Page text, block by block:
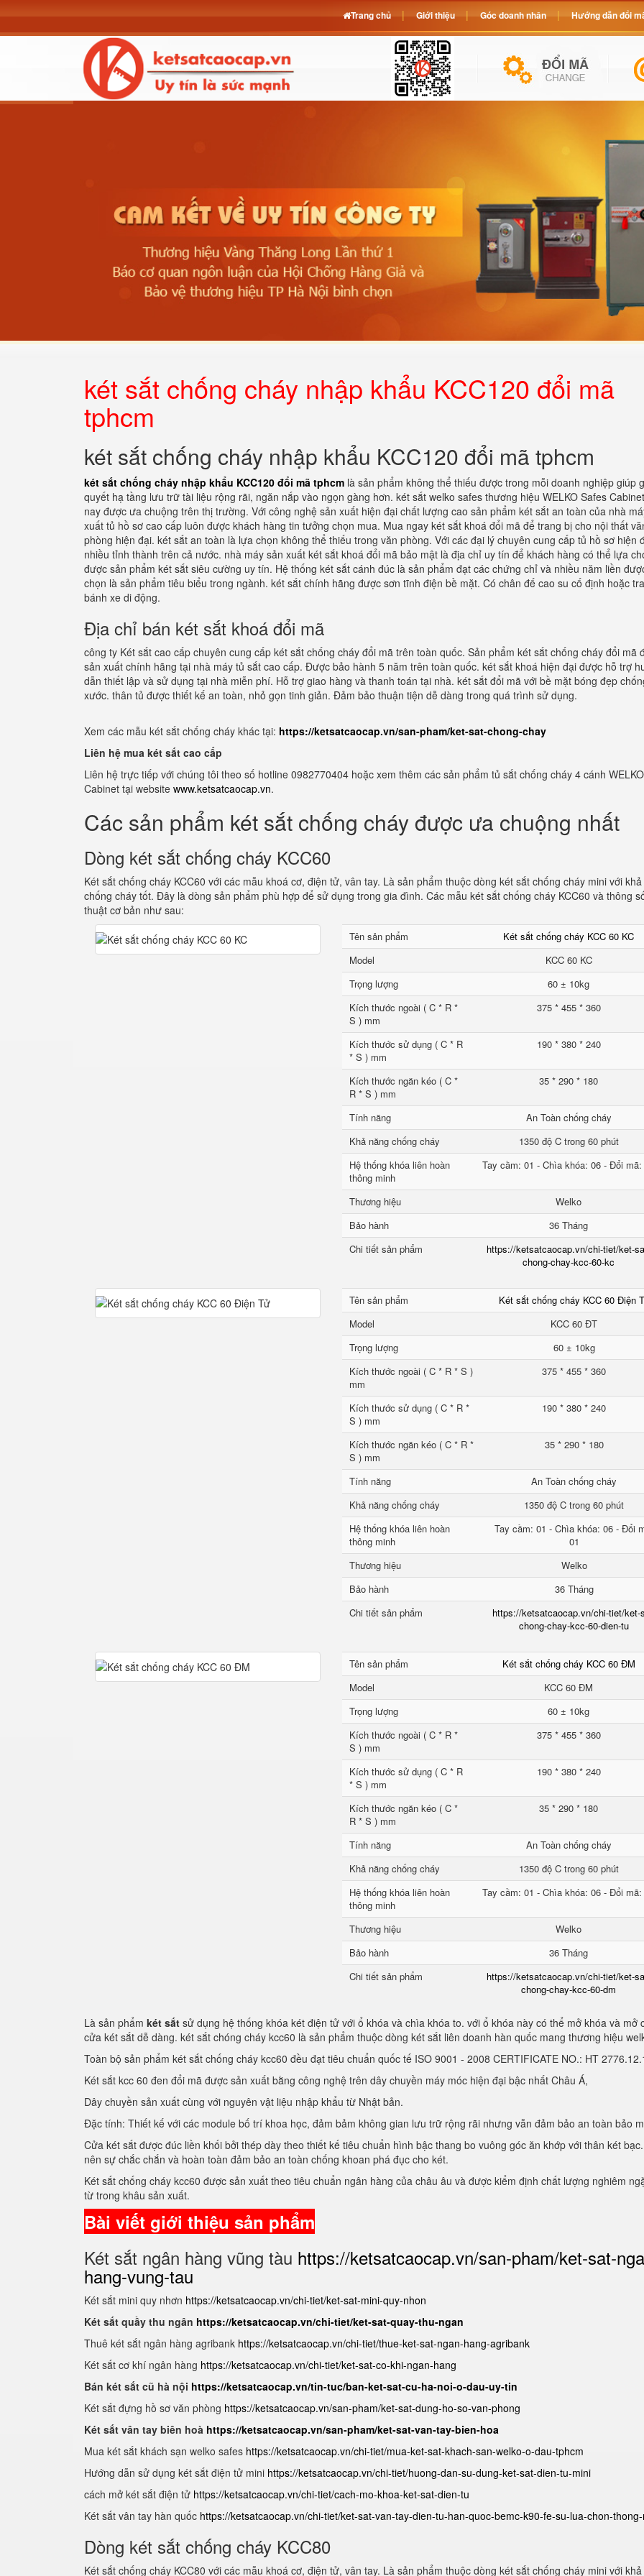
két sắt chống cháy nhập khẩu KCC120 đổi mã
tphcm
két sắt chống cháy nhập khẩu KCC120 đổi mã tphcm
két sắt chống cháy nhập khẩu KCC120 đổi mã tphcm là sản phẩm không thể thiếu được trong mỗi doanh nghiệp giúp
quyết hạ tầng lưu trữ tài liệu rộng rãi, ngăn nắp vào ngọn gàng hơn. két sắt welko safes thương hiệu WELKO Safes
nay được ưa chuộng trên thị trường. Với công nghệ sản xuất hiện đại chất lượng cao sản phẩm két sắt an toàn của nhà
xuất tủ hồ sơ cao cấp luôn được khách hàng tin tưởng chọn mua. Mua ngay két sắt khoá đổi mã để trang bị cho nội thất
phòng hiện đại. két sắt an toàn là lựa chọn không thể thiếu trong văn phòng. Với các đại lý chuyên cung cấp tủ hồ sơ hiện
nhiều tỉnh thành trên cả nước. nhà máy sản xuất két sắt khoá đổi mã bảo mật là địa chỉ uy tín để khách hàng có thể lựa
được sản phẩm két sắt siêu cường uy tín. Hệ thống két sắt cánh đúc là sản phẩm đạt các chứng chỉ và nhiều năm liền
chọn là sản phẩm tiêu biểu trong ngành. két sắt chính hãng được sơn tĩnh điện bề mặt. Có chân đế cao su cố định hoặc
bánh xe di động.
Địa chỉ bán két sắt khoá đổi mã
công ty Két sắt cao cấp chuyên cung cấp két sắt chống cháy đổi mã trên toàn quốc. Sản phẩm két sắt chống cháy đổi mã
sản xuất chính hãng tại nhà máy tủ sắt cao cấp. Được bảo hành 5 năm trên toàn quốc. két sắt khoá hiện đại được hỗ trợ
dẫn thiết lập và sử dụng tại nhà miễn phí. Hỗ trợ giao hàng và thanh toán tại nhà. két sắt đổi mã với bề mặt bóng đẹp
xước. thân tủ được thiết kế an toàn, nhỏ gọn tinh giản. Đảm bảo thuận tiện dễ dàng trong quá trình sử dụng.
Xem các mẫu két sắt chống cháy khác tại: https://ketsatcaocap.vn/san-pham/ket-sat-chong-chay
Liên hệ mua két sắt cao cấp
Liên hệ trực tiếp với chúng tôi theo số hotline 0982770404 hoặc xem thêm các sản phẩm tủ sắt chống cháy 4 cánh
Cabinet tại website www.ketsatcaocap.vn.
Các sản phẩm két sắt chống cháy được ưa chuộng nhất
Dòng két sắt chống cháy KCC60
Két sắt chống cháy KCC60 với các mẫu khoá cơ, điện tử, vân tay. Là sản phẩm thuộc dòng két sắt chống cháy mini với
chống cháy tốt. Đây là dòng sản phẩm phù hợp để sử dụng trong gia đình. Các mẫu két sắt chống cháy KCC60 và thông
thuật cơ bản như sau:
Tên sản phẩm
Két sắt chống cháy KCC 60 KC
Model
KCC 60 KC
Trọng lượng
60 ± 10kg
Kích thước ngoài ( C * R *
S ) mm
375 * 455 * 360
Kích thước sử dụng ( C * R
* S ) mm
190 * 380 * 240
Kích thước ngăn kéo ( C *
R * S ) mm
35 * 290 * 180
Tính năng
An Toàn chống cháy
Khả năng chống cháy
1350 độ C trong 60 phút
Hệ thống khóa liên hoàn
thông minh
Tay cầm: 01 - Chìa khóa: 06 - Đổi mã:
Thương hiệu
Welko
Bảo hành
36 Tháng
Chi tiết sản phẩm
https://ketsatcaocap.vn/chi-tiet/ket-
chong-chay-kcc-60-kc
Tên sản phẩm
Két sắt chống cháy KCC 60 Điện
Model
KCC 60 ĐT
Trọng lượng
60 ± 10kg
Kích thước ngoài ( C * R * S )
mm
375 * 455 * 360
Kích thước sử dụng ( C * R *
S ) mm
190 * 380 * 240
Kích thước ngăn kéo ( C * R *
S ) mm
35 * 290 * 180
Tính năng
An Toàn chống cháy
Khả năng chống cháy
1350 độ C trong 60 phút
Hệ thống khóa liên hoàn
thông minh
Tay cầm: 01 - Chìa khóa: 06 - Đổi
01
Thương hiệu
Welko
Bảo hành
36 Tháng
Chi tiết sản phẩm
https://ketsatcaocap.vn/chi-tiet/ket-
chong-chay-kcc-60-dien-tu
Tên sản phẩm
Két sắt chống cháy KCC 60 ĐM
Model
KCC 60 ĐM
Trọng lượng
60 ± 10kg
Kích thước ngoài ( C * R *
S ) mm
375 * 455 * 360
Kích thước sử dụng ( C * R
* S ) mm
190 * 380 * 240
Kích thước ngăn kéo ( C *
R * S ) mm
35 * 290 * 180
Tính năng
An Toàn chống cháy
Khả năng chống cháy
1350 độ C trong 60 phút
Hệ thống khóa liên hoàn
thông minh
Tay cầm: 01 - Chìa khóa: 06 - Đổi mã:
Thương hiệu
Welko
Bảo hành
36 Tháng
Chi tiết sản phẩm
https://ketsatcaocap.vn/chi-tiet/ket-
chong-chay-kcc-60-dm
Là sản phẩm két sắt sử dụng hệ thống khóa két điện tử với ổ khóa và chìa khóa to. với ổ khóa này có thể mở khóa và mở
cửa két sắt dễ dàng. két sắt chóng cháy kcc60 là sản phẩm thuộc dòng két sắt liên doanh hàn quốc mang thương hiệu
Toàn bộ sản phẩm két sắt chống cháy kcc60 đều đạt tiêu chuẩn quốc tế ISO 9001 - 2008 CERTIFICATE NO.: HT
Két sắt kcc 60 đen đổi mã được sản xuất bằng công nghệ trên dây chuyền máy móc hiện đại bậc nhất Châu Á,
Dây chuyền sản xuất cùng với nguyên vật liệu nhập khẩu từ Nhật bản.
Đặc tính: Thiết kế với các module bố trí khoa học, đảm bảm không gian lưu trữ rộng rãi nhưng vẫn đảm bảo an toàn bảo
Cửa két sắt được đúc liền khối bởi thép dày theo thiết kế tiêu chuẩn hình bậc thang bo vuông góc ăn khớp với thân két
nên sự chắc chắn và hoàn toàn đảm bảo an toàn chống khoan phá đục cho két.
Két sắt chống cháy kcc60 được sản xuất theo tiêu chuẩn ngân hàng của châu âu và được kiểm định chất lượng nghiêm
từ trong khâu sản xuất.
Bài viết giới thiệu sản phẩm
Két sắt ngân hàng vũng tàu https://ketsatcaocap.vn/san-pham/ket-sat-
hang-vung-tau
Két sắt mini quy nhơn https://ketsatcaocap.vn/chi-tiet/ket-sat-mini-quy-nhon
Két sắt quầy thu ngân https://ketsatcaocap.vn/chi-tiet/ket-sat-quay-thu-ngan
Thuê két sắt ngân hàng agribank https://ketsatcaocap.vn/chi-tiet/thue-ket-sat-ngan-hang-agribank
Két sắt cơ khí ngân hàng https://ketsatcaocap.vn/chi-tiet/ket-sat-co-khi-ngan-hang
Bán két sắt cũ hà nội https://ketsatcaocap.vn/tin-tuc/ban-ket-sat-cu-ha-noi-o-dau-uy-tin
Két sắt đựng hồ sơ văn phòng https://ketsatcaocap.vn/san-pham/ket-sat-dung-ho-so-van-phong
Két sắt vân tay biên hoà https://ketsatcaocap.vn/san-pham/ket-sat-van-tay-bien-hoa
Mua két sắt khách sạn welko safes https://ketsatcaocap.vn/chi-tiet/mua-ket-sat-khach-san-welko-o-dau-tphcm
Hướng dẫn sử dụng két sắt điện tử mini https://ketsatcaocap.vn/chi-tiet/huong-dan-su-dung-ket-sat-dien-tu-mini
cách mở két sắt điện tử https://ketsatcaocap.vn/chi-tiet/cach-mo-khoa-ket-sat-dien-tu
Két sắt vân tay hàn quốc https://ketsatcaocap.vn/chi-tiet/ket-sat-van-tay-dien-tu-han-quoc-bemc-k90-fe-su-lua-chon-
Dòng két sắt chống cháy KCC80
Két sắt chống cháy KCC80 với các mẫu khoá cơ, điện tử, vân tay. Là sản phẩm thuộc dòng két sắt chống cháy mini với
Trang chủ Giới thiệu Góc doanh nhân Hướng dẫn đổi